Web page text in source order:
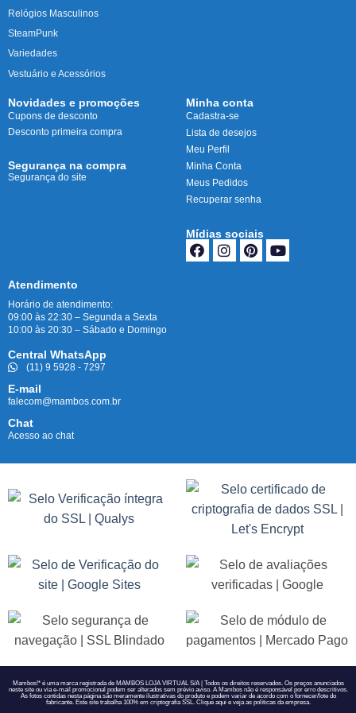
Relógios Masculinos
SteamPunk
Variedades
Vestuário e Acessórios
Novidades e promoções
Cupons de desconto
Desconto primeira compra
Segurança na compra
Segurança do site
Minha conta
Cadastra-se
Lista de desejos
Meu Perfil
Minha Conta
Meus Pedidos
Recuperar senha
Mídias sociais
Atendimento
Horário de atendimento:
09:00 às 22:30 – Segunda a Sexta
10:00 às 20:30 – Sábado e Domingo
Central WhatsApp
(11) 9 5928 - 7297
E-mail
falecom@mambos.com.br
Chat
Acesso ao chat
Mambos!* é uma marca registrada de MAMBOS LOJA VIRTUAL S/A | Todos os direitos reservados. Os preços anunciados
neste site ou via e-mail promocional podem ser alterados sem prévio aviso. A Mambos não é responsável por erro descritivos.
As fotos contidas nesta página são meramente ilustrativas do produto e podem variar de acordo com o fornecer/lote do
fabricante. Este site trabalha 100% em criptografia SSL. Clique aquie veja as políticas da empresa.